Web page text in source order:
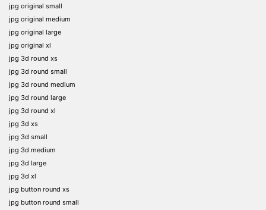
jpg original small
jpg original medium
jpg original large
jpg original xl
jpg 3d round xs
jpg 3d round small
jpg 3d round medium
jpg 3d round large
jpg 3d round xl
jpg 3d xs
jpg 3d small
jpg 3d medium
jpg 3d large
jpg 3d xl
jpg button round xs
jpg button round small